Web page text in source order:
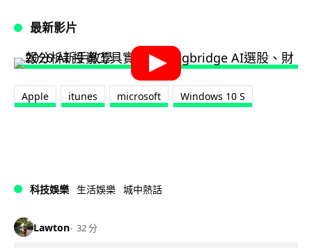
最新影片
Apple itunes microsoft Windows 10 S
科技娛樂 生活娛樂 城中熱話
Lawton 32 分